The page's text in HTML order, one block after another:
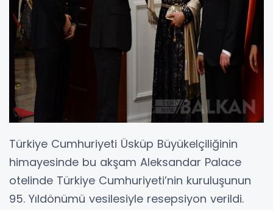
Türkiye Cumhuriyeti Üsküp Büyükelçiliğinin
himayesinde bu akşam Aleksandar Palace
otelinde Türkiye Cumhuriyeti’nin kuruluşunun
95. Yıldönümü vesilesiyle resepsiyon verildi.